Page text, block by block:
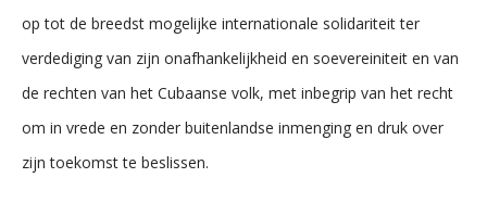
op tot de breedst mogelijke internationale solidariteit ter
verdediging van zijn onafhankelijkheid en soevereiniteit en van
de rechten van het Cubaanse volk, met inbegrip van het recht
om in vrede en zonder buitenlandse inmenging en druk over
zijn toekomst te beslissen.